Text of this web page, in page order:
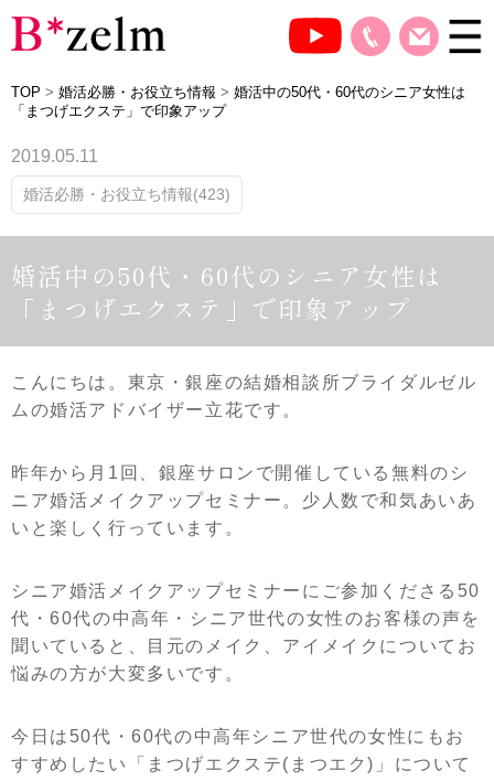
TOP > 婚活必勝・お役立ち情報 > 婚活中の50代・60代のシニア女性は
「まつげエクステ」で印象アップ
2019.05.11
婚活必勝・お役立ち情報(423)
婚活中の50代・60代のシニア女性は
「まつげエクステ」で印象アップ
こんにちは。東京・銀座の結婚相談所ブライダルゼル
ムの婚活アドバイザー立花です。
昨年から月1回、銀座サロンで開催している無料のシ
ニア婚活メイクアップセミナー。少人数で和気あいあ
いと楽しく行っています。
シニア婚活メイクアップセミナーにご参加くださる50
代・60代の中高年・シニア世代の女性のお客様の声を
聞いていると、目元のメイク、アイメイクについてお
悩みの方が大変多いです。
今日は50代・60代の中高年シニア世代の女性にもお
すすめしたい「まつげエクステ(まつエク)」について